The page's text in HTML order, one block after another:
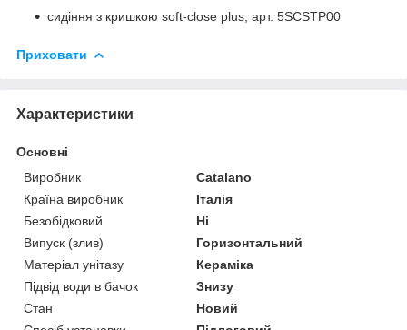
сидіння з кришкою soft-close plus, арт. 5SCSTP00
Приховати
Характеристики
Основні
Виробник
Catalano
Країна виробник
Італія
Безобідковий
Ні
Випуск (злив)
Горизонтальний
Матеріал унітазу
Кераміка
Підвід води в бачок
Знизу
Стан
Новий